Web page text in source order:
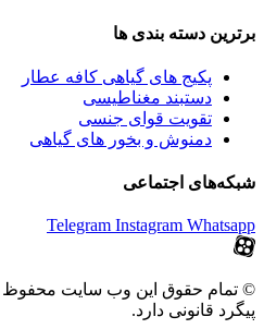
برترین‌ دسته بندی ها
پکیج های گیاهی کافه عطار
دستبند مغناطیسی
تقویت قوای جنسی
دمنوش و بخور های گیاهی
شبکه‌های اجتماعی
Telegram Instagram Whatsapp
© تمام حقوق این وب سایت محفوظ
پیگرد قانونی دارد.